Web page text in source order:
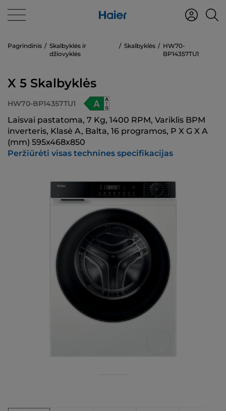
Pagrindinis
Skalbyklės ir
džiovyklės
Skalbyklės
HW70-
BP14357TU1
X 5 Skalbyklės
HW70-BP14357TU1
Laisvai pastatoma, 7 Kg, 1400 RPM, Variklis BPM
inverteris, Klasė A, Balta, 16 programos, P X G X A
(mm) 595x468x850
Peržiūrėti visas technines specifikacijas